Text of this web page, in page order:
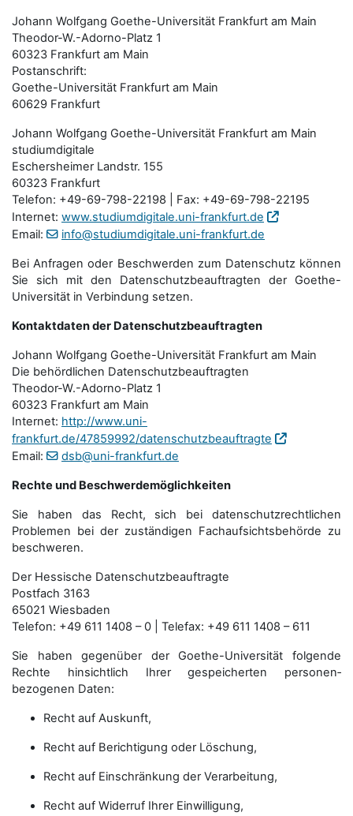
Johann Wolfgang Goethe-Universität Frankfurt am Main
Theodor-W.-Adorno-Platz 1
60323 Frankfurt am Main
Postanschrift:
Goethe-Universität Frankfurt am Main
60629 Frankfurt
Johann Wolfgang Goethe-Universität Frankfurt am Main
studiumdigitale
Eschersheimer Landstr. 155
60323 Frankfurt
Telefon: +49-69-798-22198 | Fax: +49-69-798-22195
Internet: www.studiumdigitale.uni-frankfurt.de
Email:
info@studiumdigitale.uni-frankfurt.de
Bei Anfragen oder Beschwerden zum Datenschutz können
Sie sich mit den Datenschutz­beauftragten der Goethe-
Universität in Verbindung setzen.
Kontaktdaten der Datenschutzbeauftragten
Johann Wolfgang Goethe-Universität Frankfurt am Main
Die behördlichen Datenschutzbeauftragten
Theodor-W.-Adorno-Platz 1
60323 Frankfurt am Main
Internet: http://www.uni-
frankfurt.de/47859992/datenschutzbeauftragte
Email:
dsb@uni-frankfurt.de
Rechte und Beschwerdemöglichkeiten
Sie haben das Recht, sich bei datenschutzrechtlichen
Problemen bei der zuständigen Fachauf­sichts­behörde zu
beschweren.
Der Hessische Datenschutzbeauftragte
Postfach 3163
65021 Wiesbaden
Telefon: +49 611 1408 – 0 | Telefax: +49 611 1408 – 611
Sie haben gegenüber der Goethe-Universität folgende
Rechte hinsichtlich Ihrer gespeicherten personen­
bezogenen Daten:
Recht auf Auskunft,
Recht auf Berichtigung oder Löschung,
Recht auf Einschränkung der Verarbeitung,
Recht auf Widerruf Ihrer Einwilligung,